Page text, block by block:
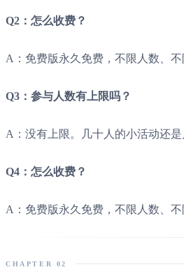
Q2：怎么收费？
A：免费版永久免费，不限人数、
Q3：参与人数有上限吗？
A：没有上限。几十人的小活动还
Q4：怎么收费？
A：免费版永久免费，不限人数、
CHAPTER 02